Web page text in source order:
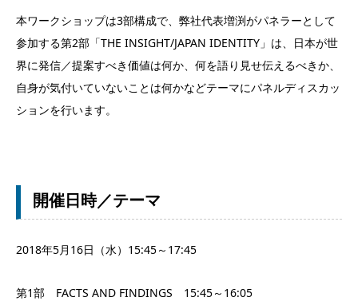
本ワークショップは3部構成で、弊社代表増渕がパネラーとして
参加する第2部「THE INSIGHT/JAPAN IDENTITY」は、日本が世
界に発信／提案すべき価値は何か、何を語り見せ伝えるべきか、
自身が気付いていないことは何かなどテーマにパネルディスカッ
ションを行います。
開催日時／テーマ
2018年5月16日（水）15:45～17:45
第1部 FACTS AND FINDINGS 15:45～16:05